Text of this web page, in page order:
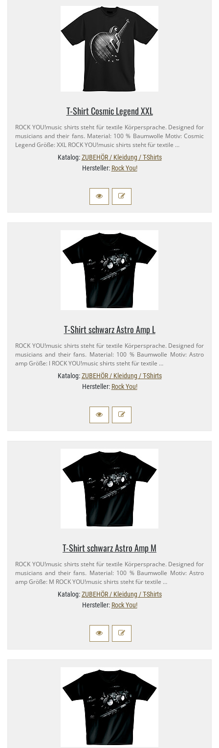
T-​Shirt Cosmic Legend XXL
ROCK YOU!music shirts steht für textile Körpersprache. Designed for
musicians and their fans. Material: 100 % Baumwolle Motiv: Cosmic
Legend Größe: XXL ROCK YOU!music shirts steht für textile …
Katalog:ZUBEHÖR / Kleidung / T-Shirts
Hersteller: Rock You!
T-​Shirt schwarz Astro Amp L
ROCK YOU!music shirts steht für textile Körpersprache. Designed for
musicians and their fans. Material: 100 % Baumwolle Motiv: Astro
amp Größe: l ROCK YOU!music shirts steht für textile …
Katalog:ZUBEHÖR / Kleidung / T-Shirts
Hersteller: Rock You!
T-​Shirt schwarz Astro Amp M
ROCK YOU!music shirts steht für textile Körpersprache. Designed for
musicians and their fans. Material: 100 % Baumwolle Motiv: Astro
amp Größe: M ROCK YOU!music shirts steht für textile …
Katalog:ZUBEHÖR / Kleidung / T-Shirts
Hersteller: Rock You!